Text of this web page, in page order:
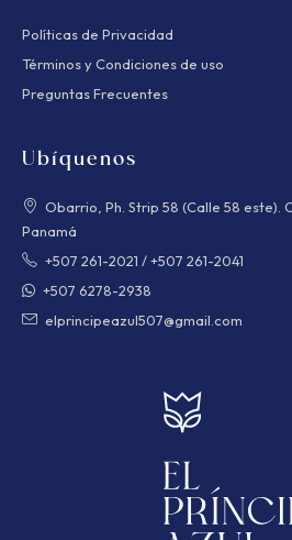
Políticas de Privacidad
Términos y Condiciones de uso
Preguntas Frecuentes
Ubíquenos
Obarrio, Ph. Strip 58 (Calle 58 este).
Panamá
+507 261-2021 /+507 261-2041
+507 6278-2938
elprincipeazul507@gmail.com